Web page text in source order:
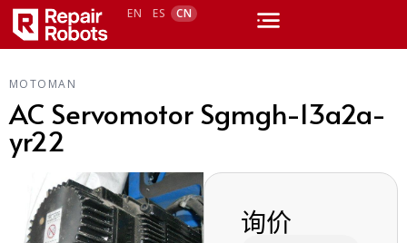
EN ES CN
MOTOMAN
AC Servomotor Sgmgh-13a2a-
yr22
询价